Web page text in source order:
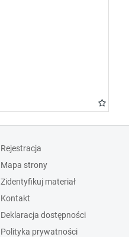
Rejestracja
Mapa strony
Zidentyfikuj materiał
Kontakt
Deklaracja dostępności
Polityka prywatności